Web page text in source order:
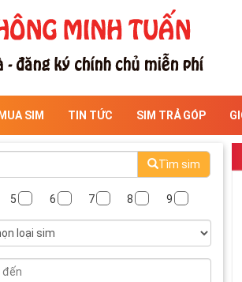
SIM TIN TỨC SIM TRẢ GÓP
Tìm sim
5 6 7 8 9